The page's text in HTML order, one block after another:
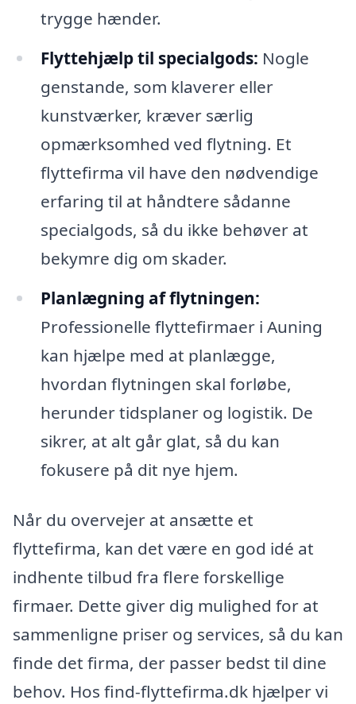
trygge hænder.
Flyttehjælp til specialgods: Nogle
genstande, som klaverer eller
kunstværker, kræver særlig
opmærksomhed ved flytning. Et
flyttefirma vil have den nødvendige
erfaring til at håndtere sådanne
specialgods, så du ikke behøver at
bekymre dig om skader.
Planlægning af flytningen:
Professionelle flyttefirmaer i Auning
kan hjælpe med at planlægge,
hvordan flytningen skal forløbe,
herunder tidsplaner og logistik. De
sikrer, at alt går glat, så du kan
fokusere på dit nye hjem.
Når du overvejer at ansætte et
flyttefirma, kan det være en god idé at
indhente tilbud fra flere forskellige
firmaer. Dette giver dig mulighed for at
sammenligne priser og services, så du kan
finde det firma, der passer bedst til dine
behov. Hos find-flyttefirma.dk hjælper vi